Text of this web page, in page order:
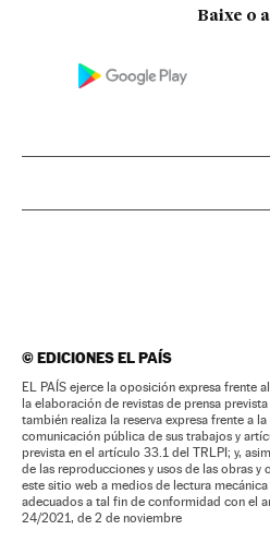
Baixe o
©EDICIONES EL PAÍS
EL PAÍS ejerce la oposición expresa frente
la elaboración de revistas de prensa
también realiza la reserva expresa frente a
comunicación pública de sus trabajos y
prevista en el artículo 33.1 del TRLPI; y,
de las reproducciones y usos de las obras y
este sitio web a medios de lectura
adecuados a tal fin de conformidad con el
24/2021, de 2 de noviembre